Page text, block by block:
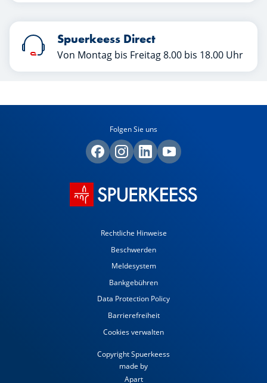
Spuerkeess Direct
Von Montag bis Freitag 8.00 bis 18.00 Uhr
Folgen Sie uns
Rechtliche Hinweise
Beschwerden
Meldesystem
Bankgebühren
Data Protection Policy
Barrierefreiheit
Cookies verwalten
Copyright Spuerkeess
made by
Apart